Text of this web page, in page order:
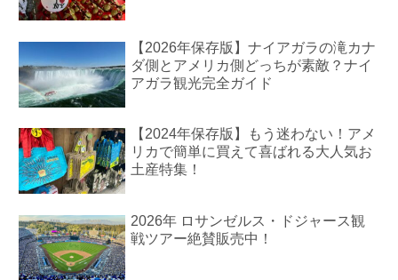
【2026年保存版】ナイアガラの滝カナ
ダ側とアメリカ側どっちが素敵？ナイ
アガラ観光完全ガイド
【2024年保存版】もう迷わない！アメ
リカで簡単に買えて喜ばれる大人気お
土産特集！
2026年 ロサンゼルス・ドジャース観
戦ツアー絶賛販売中！